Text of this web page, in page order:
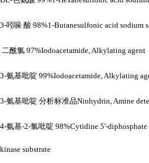
3-吲哚 酸 98%1-Butanesulfonic acid sodium
二酰氯 97%Iodoacetamide, Alkylating agent
3-氨基吡啶 99%Iodoacetamide, Alkylating
3-氨基吡啶 分析标准品Ninhydrin, Amine
4-氨基-2-氯吡啶 98%Cytidine 5'-diphosphate
kinase substrate